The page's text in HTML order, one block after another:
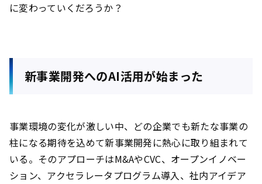
に変わっていくだろうか？
新事業開発へのAI活用が始まった
事業環境の変化が激しい中、どの企業でも新たな事業の
柱になる期待を込めて新事業開発に熱心に取り組まれて
いる。そのアプローチはM&AやCVC、オープンイノベー
ション、アクセラレータプログラム導入、社内アイデア